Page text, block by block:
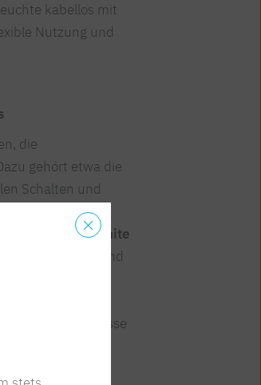
kabellos mit
Nutzung und
die
gehört etwa die
Schalten und
Bei
Tuneable White
eingestellt und
die Basis für
und -
Bedürfnisse